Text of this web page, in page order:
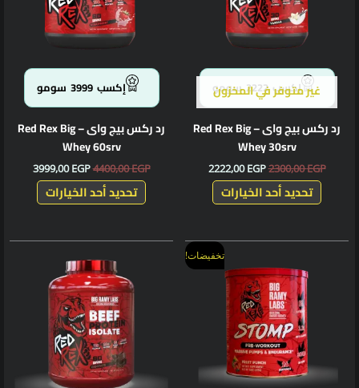
غير متوفر في المخزون
إكسب 2222 سومو
رد ركس بيج واى – Red Rex Big
Whey 30srv
2300,00EGP
2222,00EGP
تحديد أحد الخيارات
الخيارات
صفحة
المنتج
إكسب 3999 سومو
رد ركس بيج واى – Red Rex Big
Whey 60srv
4400,00EGP
3999,00EGP
تحديد أحد الخيارات
على
صفحة
المنتج
تخفيضات!
هو:
1850,00 EGP.
السعر
الحالي
هو:
يمكن